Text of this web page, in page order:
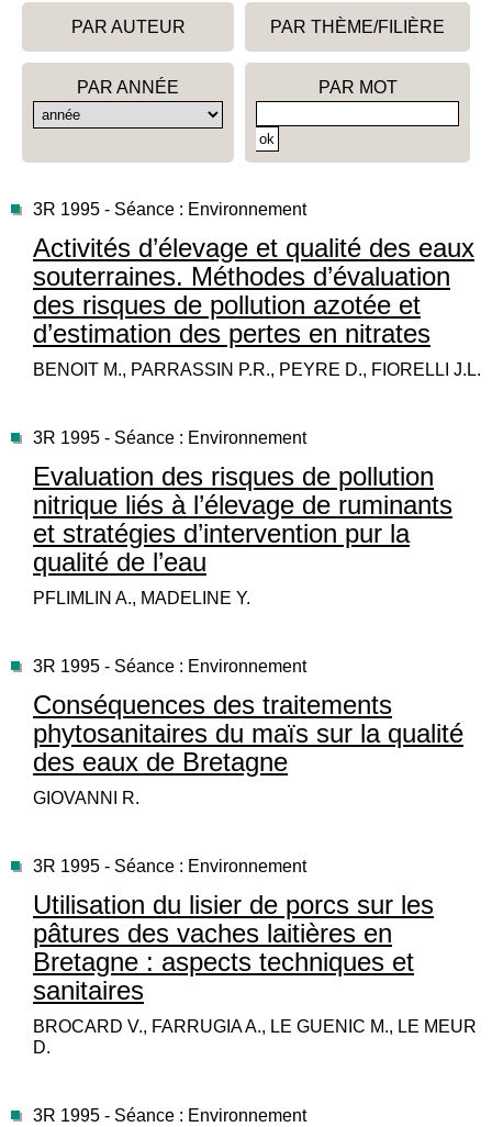
PAR AUTEUR PAR THÈME/FILIÈRE
PAR ANNÉE PAR MOT
3R 1995 - Séance : Environnement
Activités d’élevage et qualité des eaux
souterraines. Méthodes d’évaluation
des risques de pollution azotée et
d’estimation des pertes en nitrates
BENOIT M., PARRASSIN P.R., PEYRE D., FIORELLI J.L.
3R 1995 - Séance : Environnement
Evaluation des risques de pollution
nitrique liés à l’élevage de ruminants
et stratégies d’intervention pur la
qualité de l’eau
PFLIMLIN A., MADELINE Y.
3R 1995 - Séance : Environnement
Conséquences des traitements
phytosanitaires du maïs sur la qualité
des eaux de Bretagne
GIOVANNI R.
3R 1995 - Séance : Environnement
Utilisation du lisier de porcs sur les
pâtures des vaches laitières en
Bretagne : aspects techniques et
sanitaires
BROCARD V., FARRUGIA A., LE GUENIC M., LE MEUR
D.
3R 1995 - Séance : Environnement